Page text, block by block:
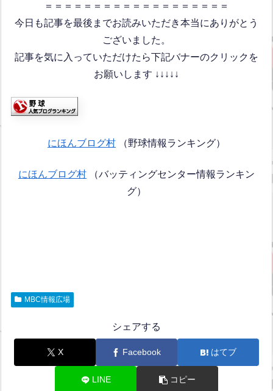
＝＝＝＝＝＝＝＝＝＝＝＝＝＝＝＝＝＝＝
今日も記事を最後までお読みいただき本当にありがとう
ございました。
記事を気に入っていただけたら下記バナーのクリックを
お願いします ↓↓↓↓↓
にほんブログ村 （野球情報ランキング）
にほんブログ村 （バッティングセンター情報ランキン
グ）
MBC情報広場
シェアする
X Facebook はてブ
LINE コピー